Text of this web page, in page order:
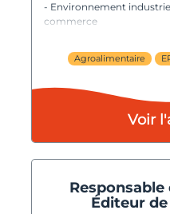
- Environnement
commerce
Agroalimentaire
Voir
Éditeur